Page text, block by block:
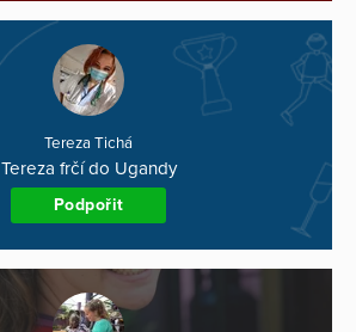
Tereza Tichá
Tereza frčí do Ugandy
Podpořit